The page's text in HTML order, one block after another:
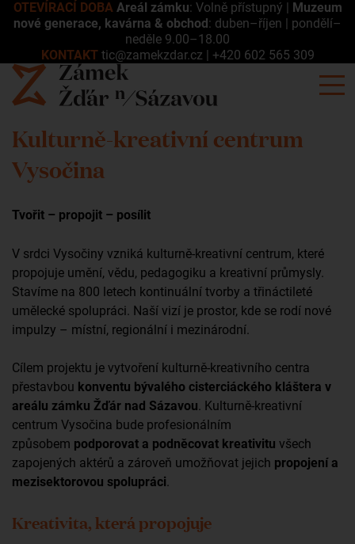
OTEVÍRACÍ DOBA Areál zámku: Volně přístupný | Muzeum
nové generace, kavárna & obchod: duben–říjen | pondělí–
neděle 9.00–18.00
KONTAKT tic@zamekzdar.cz | +420 602 565 309
Kulturně-kreativní centrum
Vysočina
Tvořit – propojit – posílit
V srdci Vysočiny vzniká kulturně-kreativní centrum, které
propojuje umění, vědu, pedagogiku a kreativní průmysly.
Stavíme na 800 letech kontinuální tvorby a třináctileté
umělecké spolupráci. Naší vizí je prostor, kde se rodí nové
impulzy – místní, regionální i mezinárodní.
Cílem projektu je vytvoření kulturně-kreativního centra
přestavbou konventu bývalého cisterciáckého kláštera v
areálu zámku Žďár nad Sázavou. Kulturně-kreativní
centrum Vysočina bude profesionálním
způsobem podporovat a podněcovat kreativitu všech
zapojených aktérů a zároveň umožňovat jejich propojení a
mezisektorovou spolupráci.
Kreativita, která propojuje